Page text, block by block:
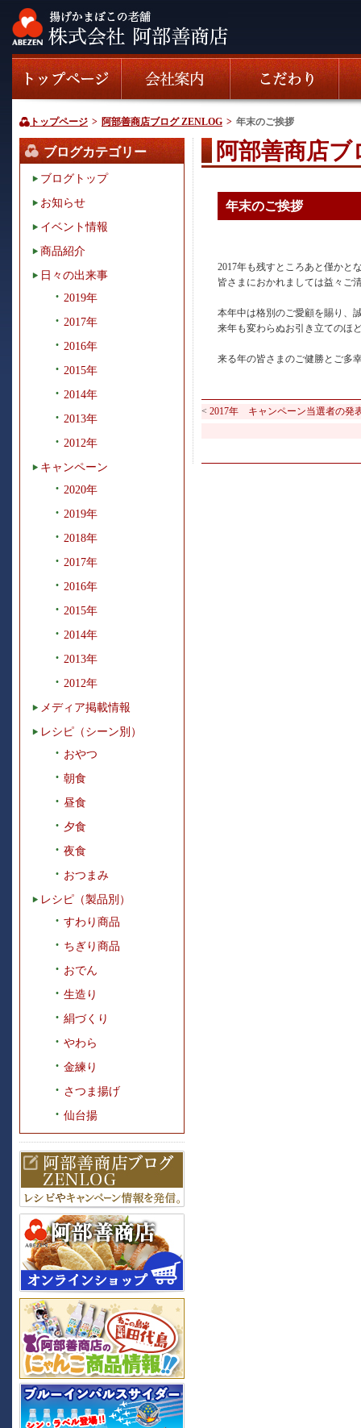
トップページ > 阿部善商店ブログ ZENLOG > 年末のご挨拶
ブログカテゴリー
ブログトップ
お知らせ
イベント情報
商品紹介
日々の出来事
2019年
2017年
2016年
2015年
2014年
2013年
2012年
キャンペーン
2020年
2019年
2018年
2017年
2016年
2015年
2014年
2013年
2012年
メディア掲載情報
レシピ（シーン別）
おやつ
朝食
昼食
夕食
夜食
おつまみ
レシピ（製品別）
すわり商品
ちぎり商品
おでん
生造り
絹づくり
やわら
金練り
さつま揚げ
仙台揚
阿部善商店
年末のご挨拶
2017年も残すところあと僅か
皆さまにおかれましては益々ご
本年中は格別のご愛顧を賜り、
来年も変わらぬお引き立てのほ
来る年の皆さまのご健勝とご多
< 2017年 キャンペーン当選者の発